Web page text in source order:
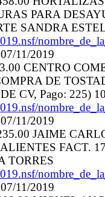
PARA
SANDRA
11/2019
CENTRO
DE
CV, Pago: 225)
11/2019
JAIME
FACT.
TORRES
11/2019